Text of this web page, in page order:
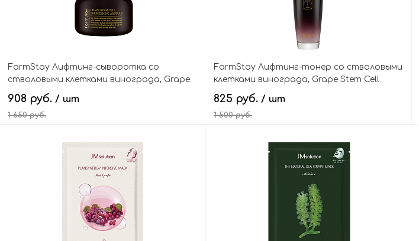
FarmStay Лифтинг-сыворотка со
стволовыми клетками винограда, Grape
Stem Cell Brightening Ampoule
908 руб. / шт
1 650 руб.
В корзину
FarmStay Лифтинг-тонер со стволовыми
клетками винограда, Grape Stem Cell
Toner
825 руб. / шт
1 500 руб.
В корзину